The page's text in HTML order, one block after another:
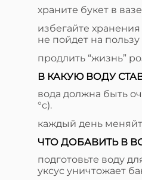
храните букет в
избегайте
не пойдет на пользу
продлить “жизнь”
В КАКУЮ ВОДУ
вода должна быть
°c).
каждый день
ЧТО ДОБАВИТЬ В
подготовьте воду
уксус уничтожает